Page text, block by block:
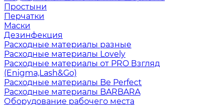
Простыни
Перчатки
Маски
Дезинфекция
Расходные материалы разные
Расходные материалы Lovely
Расходные материалы от PRO Взгляд
(Enigma,Lash&Go)
Расходные материалы Be Perfect
Расходные материалы BARBARA
Оборудование рабочего места